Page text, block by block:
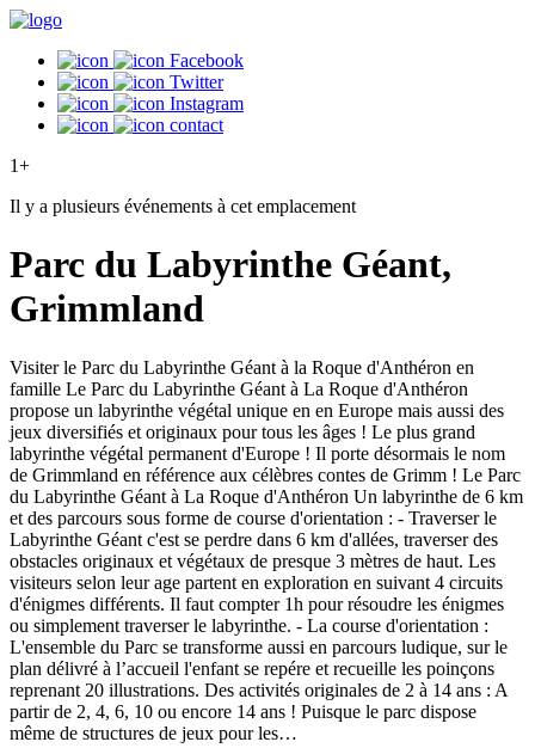
Facebook
Twitter
Instagram
contact
1+
Il y a plusieurs événements à cet emplacement
Parc du Labyrinthe Géant,
Grimmland
Visiter le Parc du Labyrinthe Géant à la Roque d'Anthéron en
famille Le Parc du Labyrinthe Géant à La Roque d'Anthéron
propose un labyrinthe végétal unique en en Europe mais aussi des
jeux diversifiés et originaux pour tous les âges ! Le plus grand
labyrinthe végétal permanent d'Europe ! Il porte désormais le nom
de Grimmland en référence aux célèbres contes de Grimm ! Le Parc
du Labyrinthe Géant à La Roque d'Anthéron Un labyrinthe de 6 km
et des parcours sous forme de course d'orientation : - Traverser le
Labyrinthe Géant c'est se perdre dans 6 km d'allées, traverser des
obstacles originaux et végétaux de presque 3 mètres de haut. Les
visiteurs selon leur age partent en exploration en suivant 4 circuits
d'énigmes différents. Il faut compter 1h pour résoudre les énigmes
ou simplement traverser le labyrinthe. - La course d'orientation :
L'ensemble du Parc se transforme aussi en parcours ludique, sur le
plan délivré à l’accueil l'enfant se repére et recueille les poinçons
reprenant 20 illustrations. Des activités originales de 2 à 14 ans : A
partir de 2, 4, 6, 10 ou encore 14 ans ! Puisque le parc dispose
même de structures de jeux pour les…